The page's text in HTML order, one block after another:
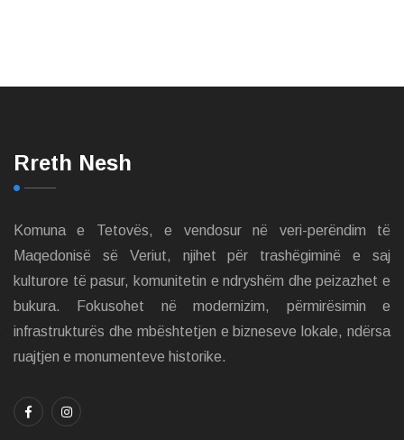
Rreth Nesh
Komuna e Tetovës, e vendosur në veri-perëndim të
Maqedonisë së Veriut, njihet për trashëgiminë e saj
kulturore të pasur, komunitetin e ndryshëm dhe peizazhet e
bukura. Fokusohet në modernizim, përmirësimin e
infrastrukturës dhe mbështetjen e bizneseve lokale, ndërsa
ruajtjen e monumenteve historike.